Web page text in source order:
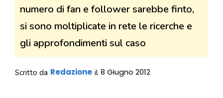
numero di fan e follower sarebbe finto,
si sono moltiplicate in rete le ricerche e
gli approfondimenti sul caso
Scritto da Redazione il 8 Giugno 2012